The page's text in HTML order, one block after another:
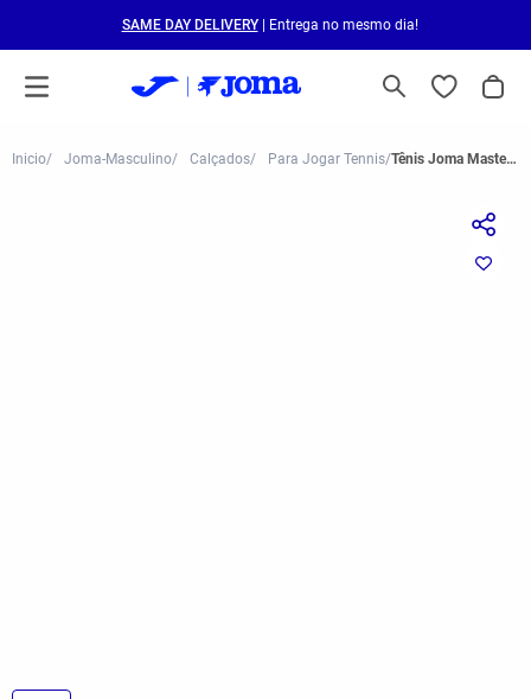
SAME DAY DELIVERY| Entrega no mesmo dia!
Joma-Masculino Calçados Para Jogar Tennis Tênis Joma Master 1000 Infantil (Saibro) Azul e Amarelo